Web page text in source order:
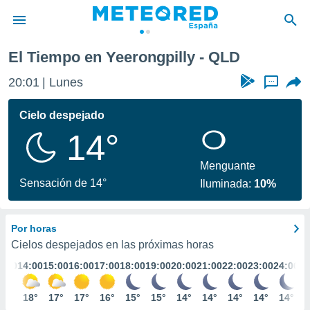
de
por
se
calidad.
a este
las
y
forma
digital
basada
El Tiempo en Yeerongpilly - QLD
20:01 Lunes ...
Cielo despejado
14°
Sensación de 14°
Menguante
Iluminada: 10%
Por horas
Cielos despejados en las próximas horas
14:00
18°
15:00
17°
16:00
17°
17:00
16°
18:00
15°
19:00
15°
20:00
14°
21:00
14°
22:00
14°
23:00
14°
24:00
14°